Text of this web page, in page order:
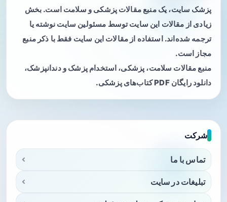
پزشک سایت، یک منبع مقالات پزشکی و سلامت است. بخش
زیادی از مقالات این سایت توسط مسئولین سایت نوشته یا
ترجمه شده‌اند. استفاده از مقالات این سایت فقط با ذکر منبع
مجاز است.
منبع مقالات سلامت، پزشکی، استخدام پزشک و دندانپزشک،
دانلود رایگان PDF کتاب‌های پزشکی.
شرکت
تماس با ما
تبلیغات در سایت